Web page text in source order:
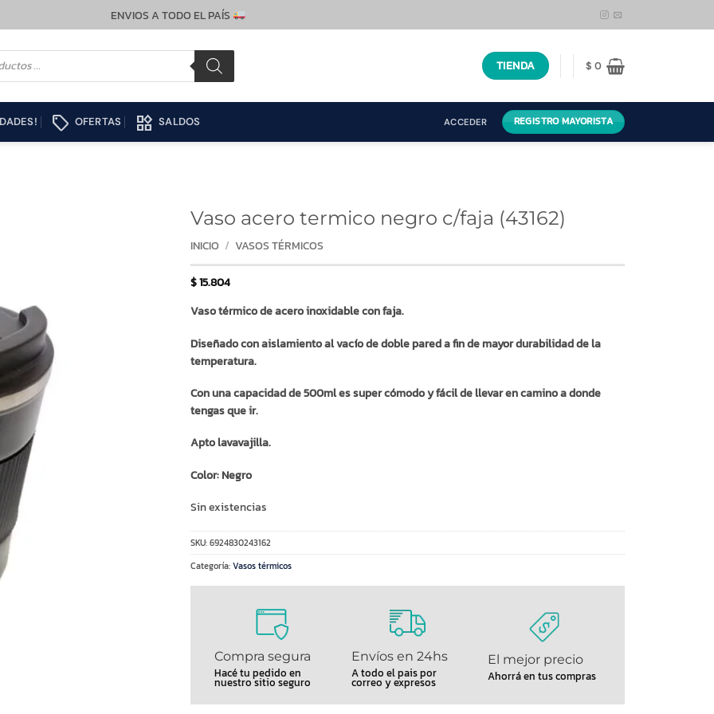
ENVIOS A TODO EL PAÍS
TIENDA $ 0
local_offer OFERTAS widgets SALDOS ACCEDER REGISTRO MAYORISTA
Vaso acero termico negro c/faja (43162)
INICIO / VASOS TÉRMICOS
$15.804
Vaso térmico de acero inoxidable con faja.
Diseñado con aislamiento al vacío de doble pared a fin de mayor durabilidad de la
temperatura.
Con una capacidad de 500ml es super cómodo y fácil de llevar en camino a donde
tengas que ir.
Apto lavavajilla.
Color: Negro
Sin existencias
SKU:6924830243162
Categoría:Vasos térmicos
Compra segura
Hacé tu pedido en
nuestro sitio seguro
Envíos en 24hs
A todo el pais por
correo y expresos
El mejor precio
Ahorrá en tus compras